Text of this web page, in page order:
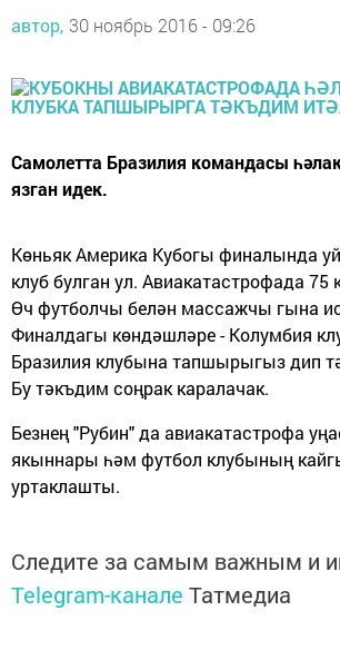
автор, 30 ноябрь 2016 - 09:26
Самолетта Бразилия командасы
язган идек.
Көньяк Америка Кубогы финалында
клуб булган ул. Авиакатастрофада 75
Өч футболчы белән массажчы гына
Финалдагы көндәшләре - Колумбия
Бразилия клубына тапшырыгыз дип
Бу тәкъдим соңрак каралачак.
Безнең "Рубин" да авиакатастрофа
якыннары һәм футбол клубының
уртаклашты.
Следите за самым важным и
Telegram-канале Татмедиа